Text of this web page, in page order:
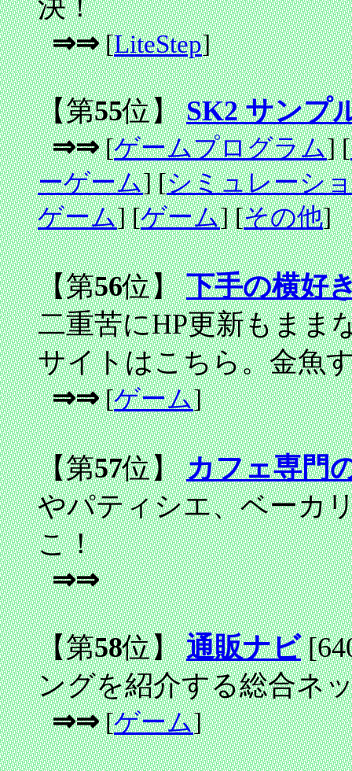
決！
⇒⇒[LiteStep]
【第55位】SK2 サンプ
⇒⇒[ゲームプログラム] [
ーゲーム] [シミュレーシ
ゲーム] [ゲーム] [その他]
【第56位】下手の横好
二重苦にHP更新もまま
サイトはこちら。金魚
⇒⇒[ゲーム]
【第57位】カフェ専門
やパティシエ、ベーカ
こ！
⇒⇒
【第58位】通販ナビ
ングを紹介する総合ネ
⇒⇒[ゲーム]